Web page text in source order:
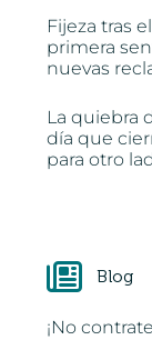
Fijeza tras
primera
nuevas
La quiebra
día que
para otro
Blog
¡No